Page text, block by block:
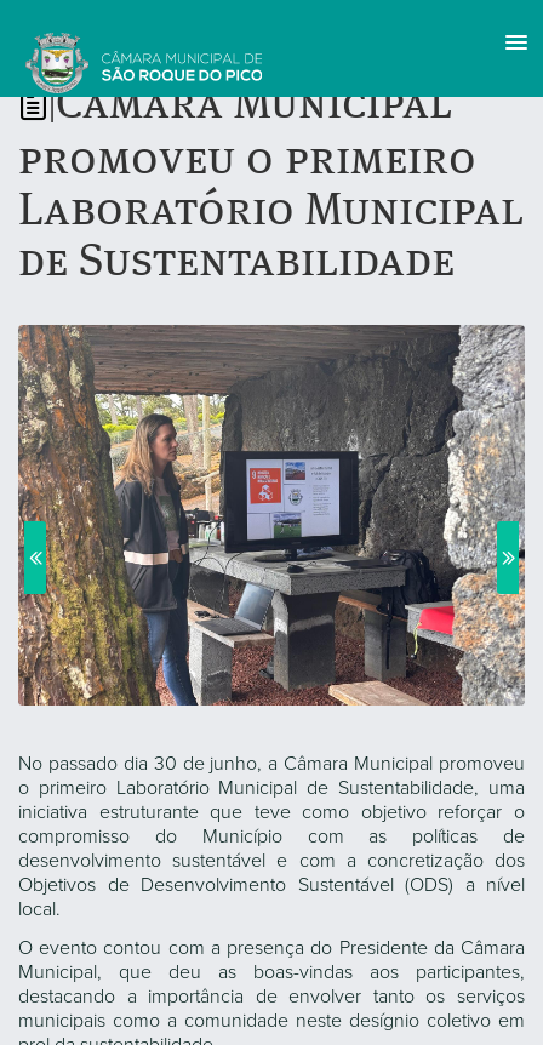
Câmara Municipal
promoveu o primeiro
Laboratório Municipal
de Sustentabilidade
No passado dia 30 de junho, a Câmara Municipal promoveu
o primeiro Laboratório Municipal de Sustentabilidade, uma
iniciativa estruturante que teve como objetivo reforçar o
compromisso do Município com as políticas de
desenvolvimento sustentável e com a concretização dos
Objetivos de Desenvolvimento Sustentável (ODS) a nível
local.
O evento contou com a presença do Presidente da Câmara
Municipal, que deu as boas-vindas aos participantes,
destacando a importância de envolver tanto os serviços
municipais como a comunidade neste desígnio coletivo em